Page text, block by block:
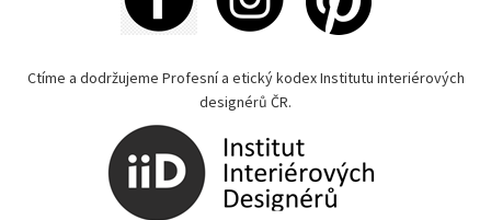
Ctíme a dodržujeme Profesní a etický kodex Institutu interiérových
designérů ČR.